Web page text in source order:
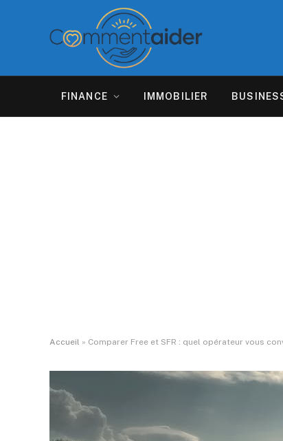
FINANCE IMMOBILIER
Accueil » Comparer Free et SFR : quel opérateur vous